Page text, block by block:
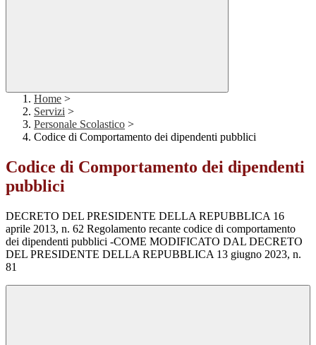
Home >
Servizi >
Personale Scolastico >
Codice di Comportamento dei dipendenti pubblici
Codice di Comportamento dei dipendenti
pubblici
DECRETO DEL PRESIDENTE DELLA REPUBBLICA 16
aprile 2013, n. 62 Regolamento recante codice di comportamento
dei dipendenti pubblici -COME MODIFICATO DAL DECRETO
DEL PRESIDENTE DELLA REPUBBLICA 13 giugno 2023, n.
81